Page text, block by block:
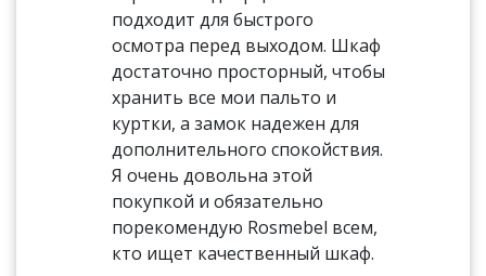
подходит для быстрого
осмотра перед выходом. Шкаф
достаточно просторный, чтобы
хранить все мои пальто и
куртки, а замок надежен для
дополнительного спокойствия.
Я очень довольна этой
покупкой и обязательно
порекомендую Rosmebel всем,
кто ищет качественный шкаф.